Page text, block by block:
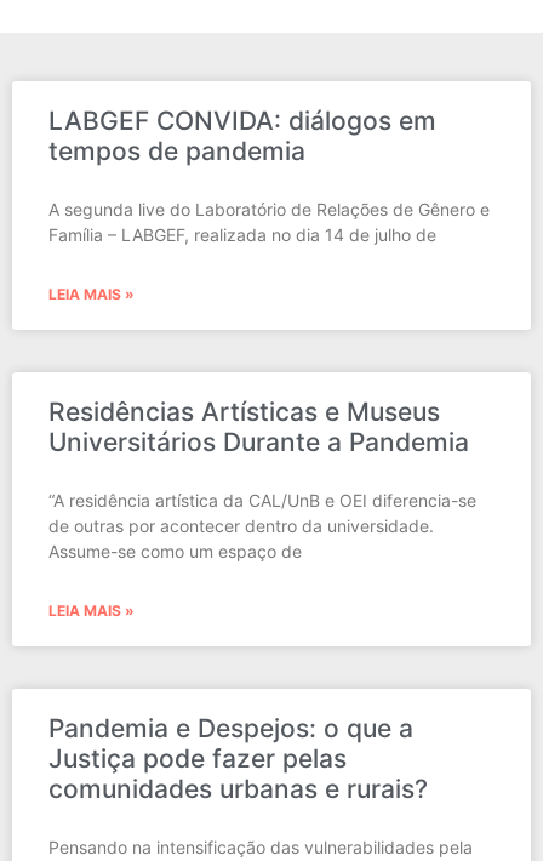
LABGEF CONVIDA: diálogos em
tempos de pandemia
A segunda live do Laboratório de Relações de Gênero e
Família – LABGEF, realizada no dia 14 de julho de
LEIA MAIS »
Residências Artísticas e Museus
Universitários Durante a Pandemia
“A residência artística da CAL/UnB e OEI diferencia-se
de outras por acontecer dentro da universidade.
Assume-se como um espaço de
LEIA MAIS »
Pandemia e Despejos: o que a
Justiça pode fazer pelas
comunidades urbanas e rurais?
Pensando na intensificação das vulnerabilidades pela